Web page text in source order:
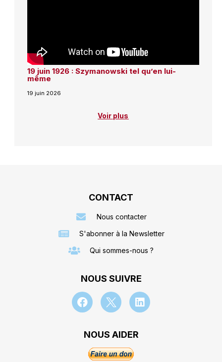
19 juin 1926 : Szymanowski tel qu’en lui-
même
19 juin 2026
Voir plus
CONTACT
Nous contacter
S'abonner à la Newsletter
Qui sommes-nous ?
NOUS SUIVRE
NOUS AIDER